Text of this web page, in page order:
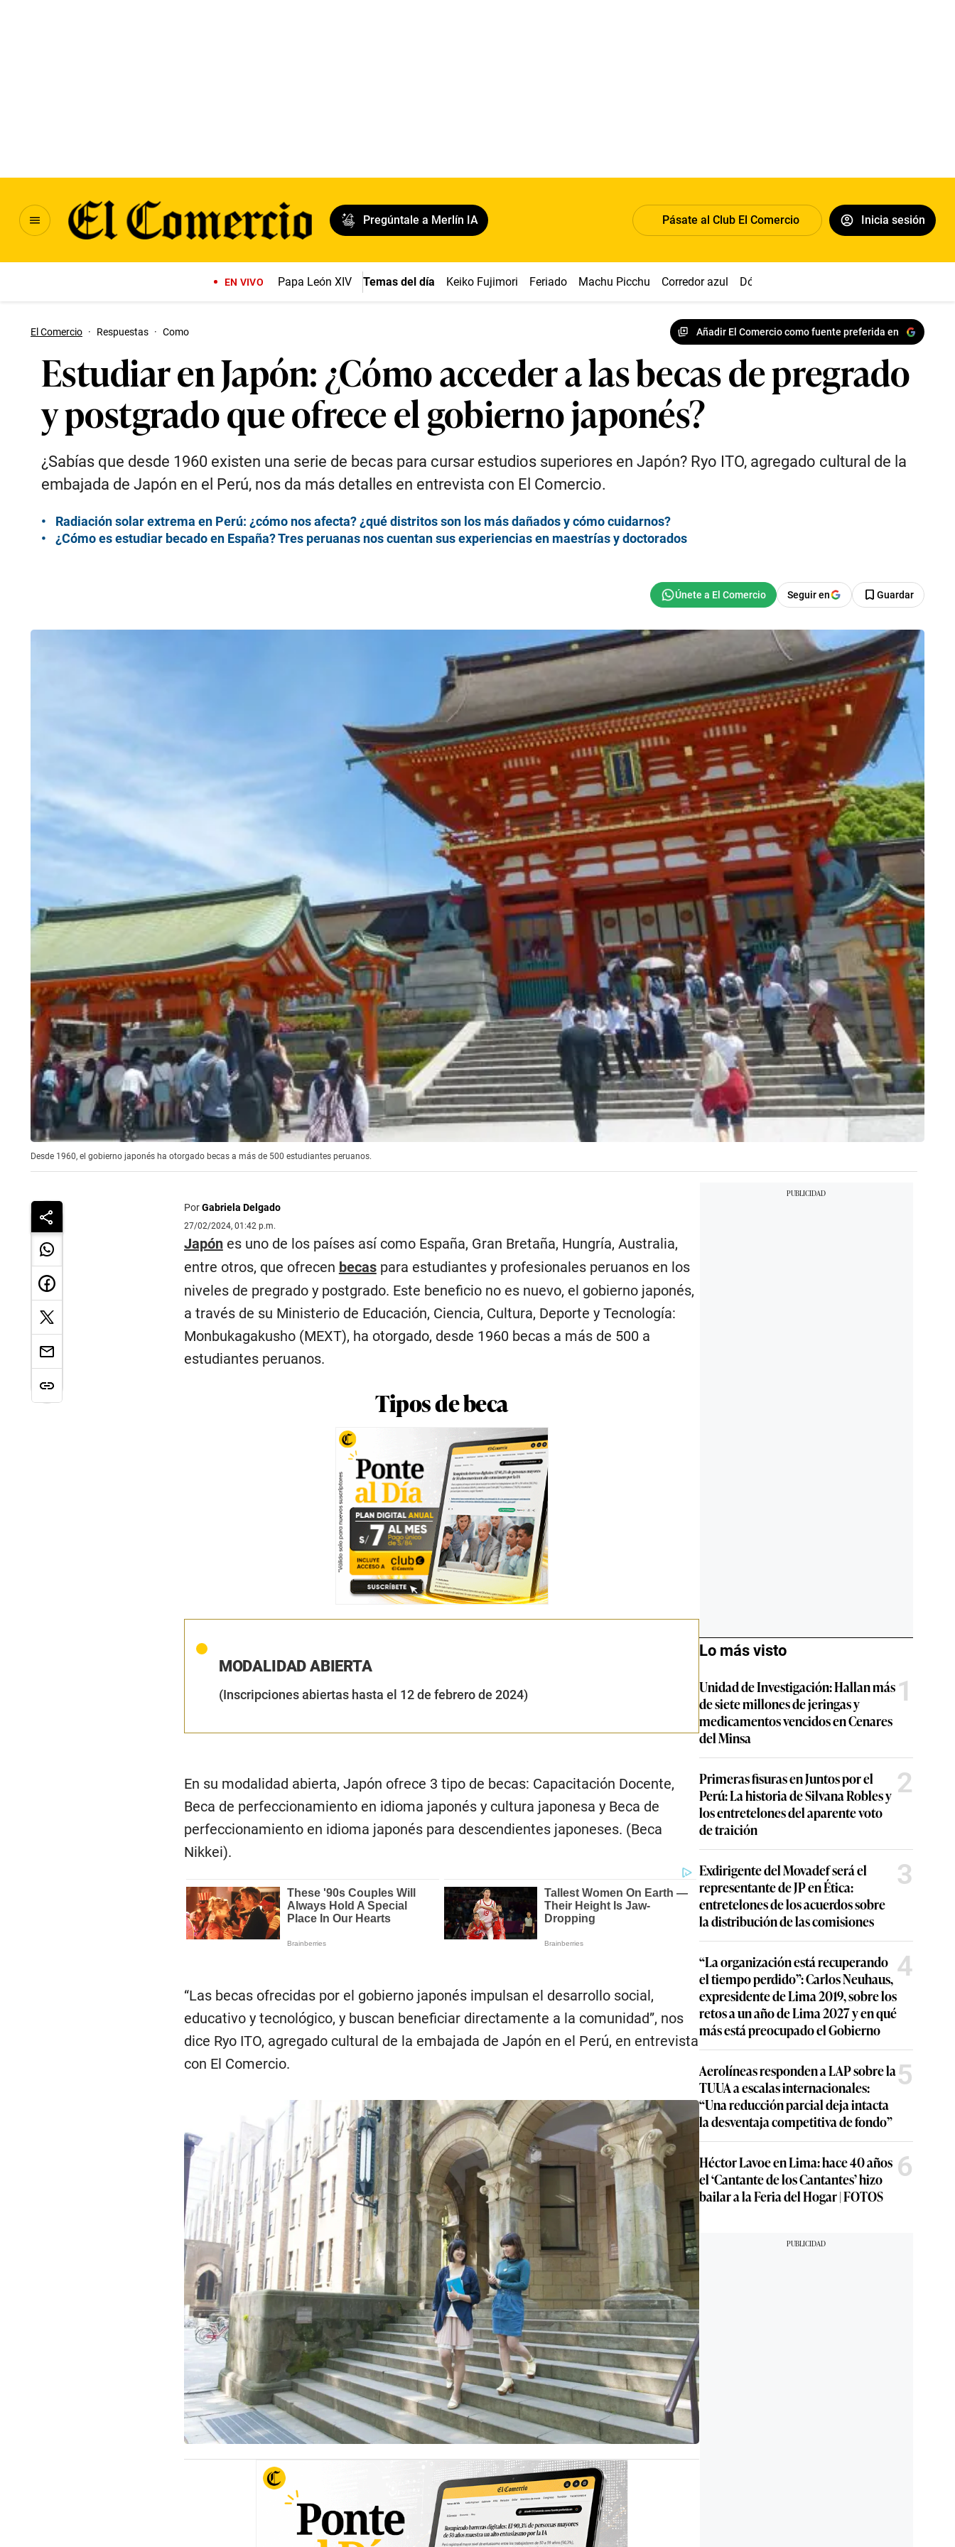
Pregúntale a Merlín IA Pásate al Club El Comercio Inicia sesión
EN VIVO Papa León XIV Temas del día Keiko Fujimori Feriado Machu Picchu Corredor azul Dólar
El Comercio · Respuestas · Como Añadir El Comercio como fuente preferida en
Estudiar en Japón: ¿Cómo acceder a las becas de pregrado
y postgrado que ofrece el gobierno japonés?
¿Sabías que desde 1960 existen una serie de becas para cursar estudios superiores en Japón? Ryo ITO, agregado cultural de la
embajada de Japón en el Perú, nos da más detalles en entrevista con El Comercio.
Radiación solar extrema en Perú: ¿cómo nos afecta? ¿qué distritos son los más dañados y cómo cuidarnos?
¿Cómo es estudiar becado en España? Tres peruanas nos cuentan sus experiencias en maestrías y doctorados
Seguir en Guardar
Desde 1960, el gobierno japonés ha otorgado becas a más de 500 estudiantes peruanos.
PorGabriela Delgado
27/02/2024, 01:42 p.m.
Japónes uno de los países así como España, Gran Bretaña, Hungría, Australia,
entre otros, que ofrecen becaspara estudiantes y profesionales peruanos en los
niveles de pregrado y postgrado. Este beneficio no es nuevo, el gobierno japonés,
a través de su Ministerio de Educación, Ciencia, Cultura, Deporte y Tecnología:
Monbukagakusho (MEXT), ha otorgado, desde 1960 becas a más de 500 a
estudiantes peruanos.
Tipos de beca
MODALIDAD ABIERTA
(Inscripciones abiertas hasta el 12 de febrero de 2024)
En su modalidad abierta, Japón ofrece 3 tipo de becas: Capacitación Docente,
Beca de perfeccionamiento en idioma japonés y cultura japonesa y Beca de
perfeccionamiento en idioma japonés para descendientes japoneses. (Beca
Nikkei).
“Las becas ofrecidas por el gobierno japonés impulsan el desarrollo social,
educativo y tecnológico, y buscan beneficiar directamente a la comunidad”, nos
dice Ryo ITO, agregado cultural de la embajada de Japón en el Perú, en entrevista
con El Comercio.
Lo más visto
Unidad de Investigación: Hallan más
de siete millones de jeringas y
medicamentos vencidos en Cenares
del Minsa
1
Primeras fisuras en Juntos por el
Perú: La historia de Silvana Robles y
los entretelones del aparente voto
de traición
2
Exdirigente del Movadef será el
representante de JP en Ética:
entretelones de los acuerdos sobre
la distribución de las comisiones
3
“La organización está recuperando
el tiempo perdido”: Carlos Neuhaus,
expresidente de Lima 2019, sobre los
retos a un año de Lima 2027 y en qué
más está preocupado el Gobierno
4
Aerolíneas responden a LAP sobre la
TUUA a escalas internacionales:
“Una reducción parcial deja intacta
la desventaja competitiva de fondo”
5
Héctor Lavoe en Lima: hace 40 años
el ‘Cantante de los Cantantes’ hizo
bailar a la Feria del Hogar | FOTOS
6